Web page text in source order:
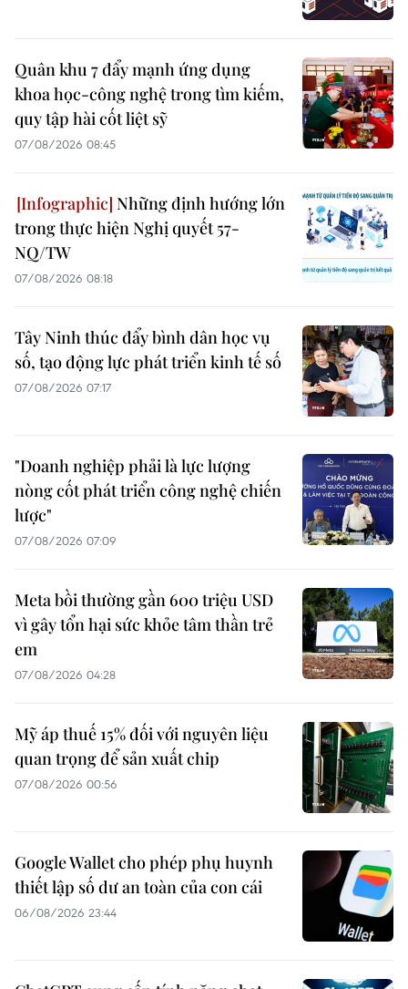
Quân khu 7 đẩy mạnh ứng dụng
khoa học-công nghệ trong tìm kiếm,
quy tập hài cốt liệt sỹ
07/08/2026 08:45
Những định hướng lớn
trong thực hiện Nghị quyết 57-
NQ/TW
07/08/2026 08:18
Tây Ninh thúc đẩy bình dân học vụ
số, tạo động lực phát triển kinh tế số
07/08/2026 07:17
"Doanh nghiệp phải là lực lượng
nòng cốt phát triển công nghệ chiến
lược"
07/08/2026 07:09
Meta bồi thường gần 600 triệu USD
vì gây tổn hại sức khỏe tâm thần trẻ
em
07/08/2026 04:28
Mỹ áp thuế 15% đối với nguyên liệu
quan trọng để sản xuất chip
07/08/2026 00:56
Google Wallet cho phép phụ huynh
thiết lập số dư an toàn của con cái
06/08/2026 23:44